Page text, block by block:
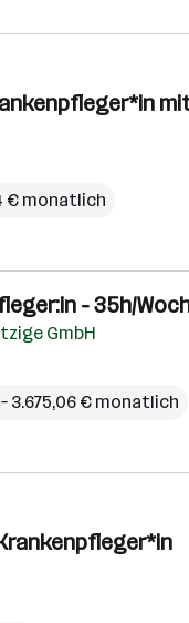
€ monatlich
- 35h/
GmbH
– 3.675,06 € monatlich